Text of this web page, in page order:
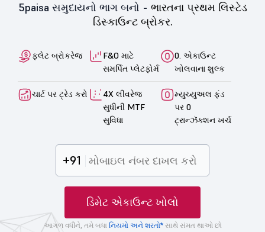
5paisa સમુદાયનો ભાગ બનો - ભારતના પ્રથમ લિસ્ટેડ
ડિસ્કાઉન્ટ બ્રોકર.
ફ્લેટ બ્રોકરેજ
F&O માટે
સમર્પિત પ્લેટફોર્મ
0. એકાઉન્ટ
ખોલવાના શુલ્ક
ચાર્ટ પર ટ્રેડ કરો
4X લીવરેજ
સુધીની MTF
સુવિધા
મ્યુચ્યુઅલ ફંડ
પર 0
ટ્રાન્ઝૅક્શન ખર્ચ
+91
ડિમેટ એકાઉન્ટ ખોલો
આગળ વધીને, તમે બધા નિયમો અને શરતો*સાથે સંમત થાઓ છો